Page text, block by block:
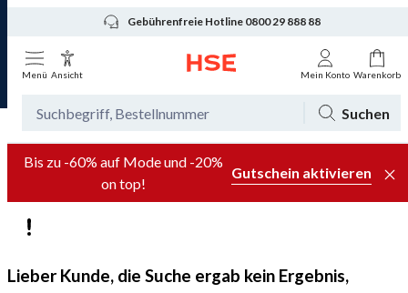
Gebührenfreie Hotline 0800 29 888 88
Menü Ansicht Mein Konto Warenkorb
Suchen
Bis zu -60% auf Mode und -20%
on top!
Gutschein aktivieren
Lieber Kunde, die Suche ergab kein Ergebnis,